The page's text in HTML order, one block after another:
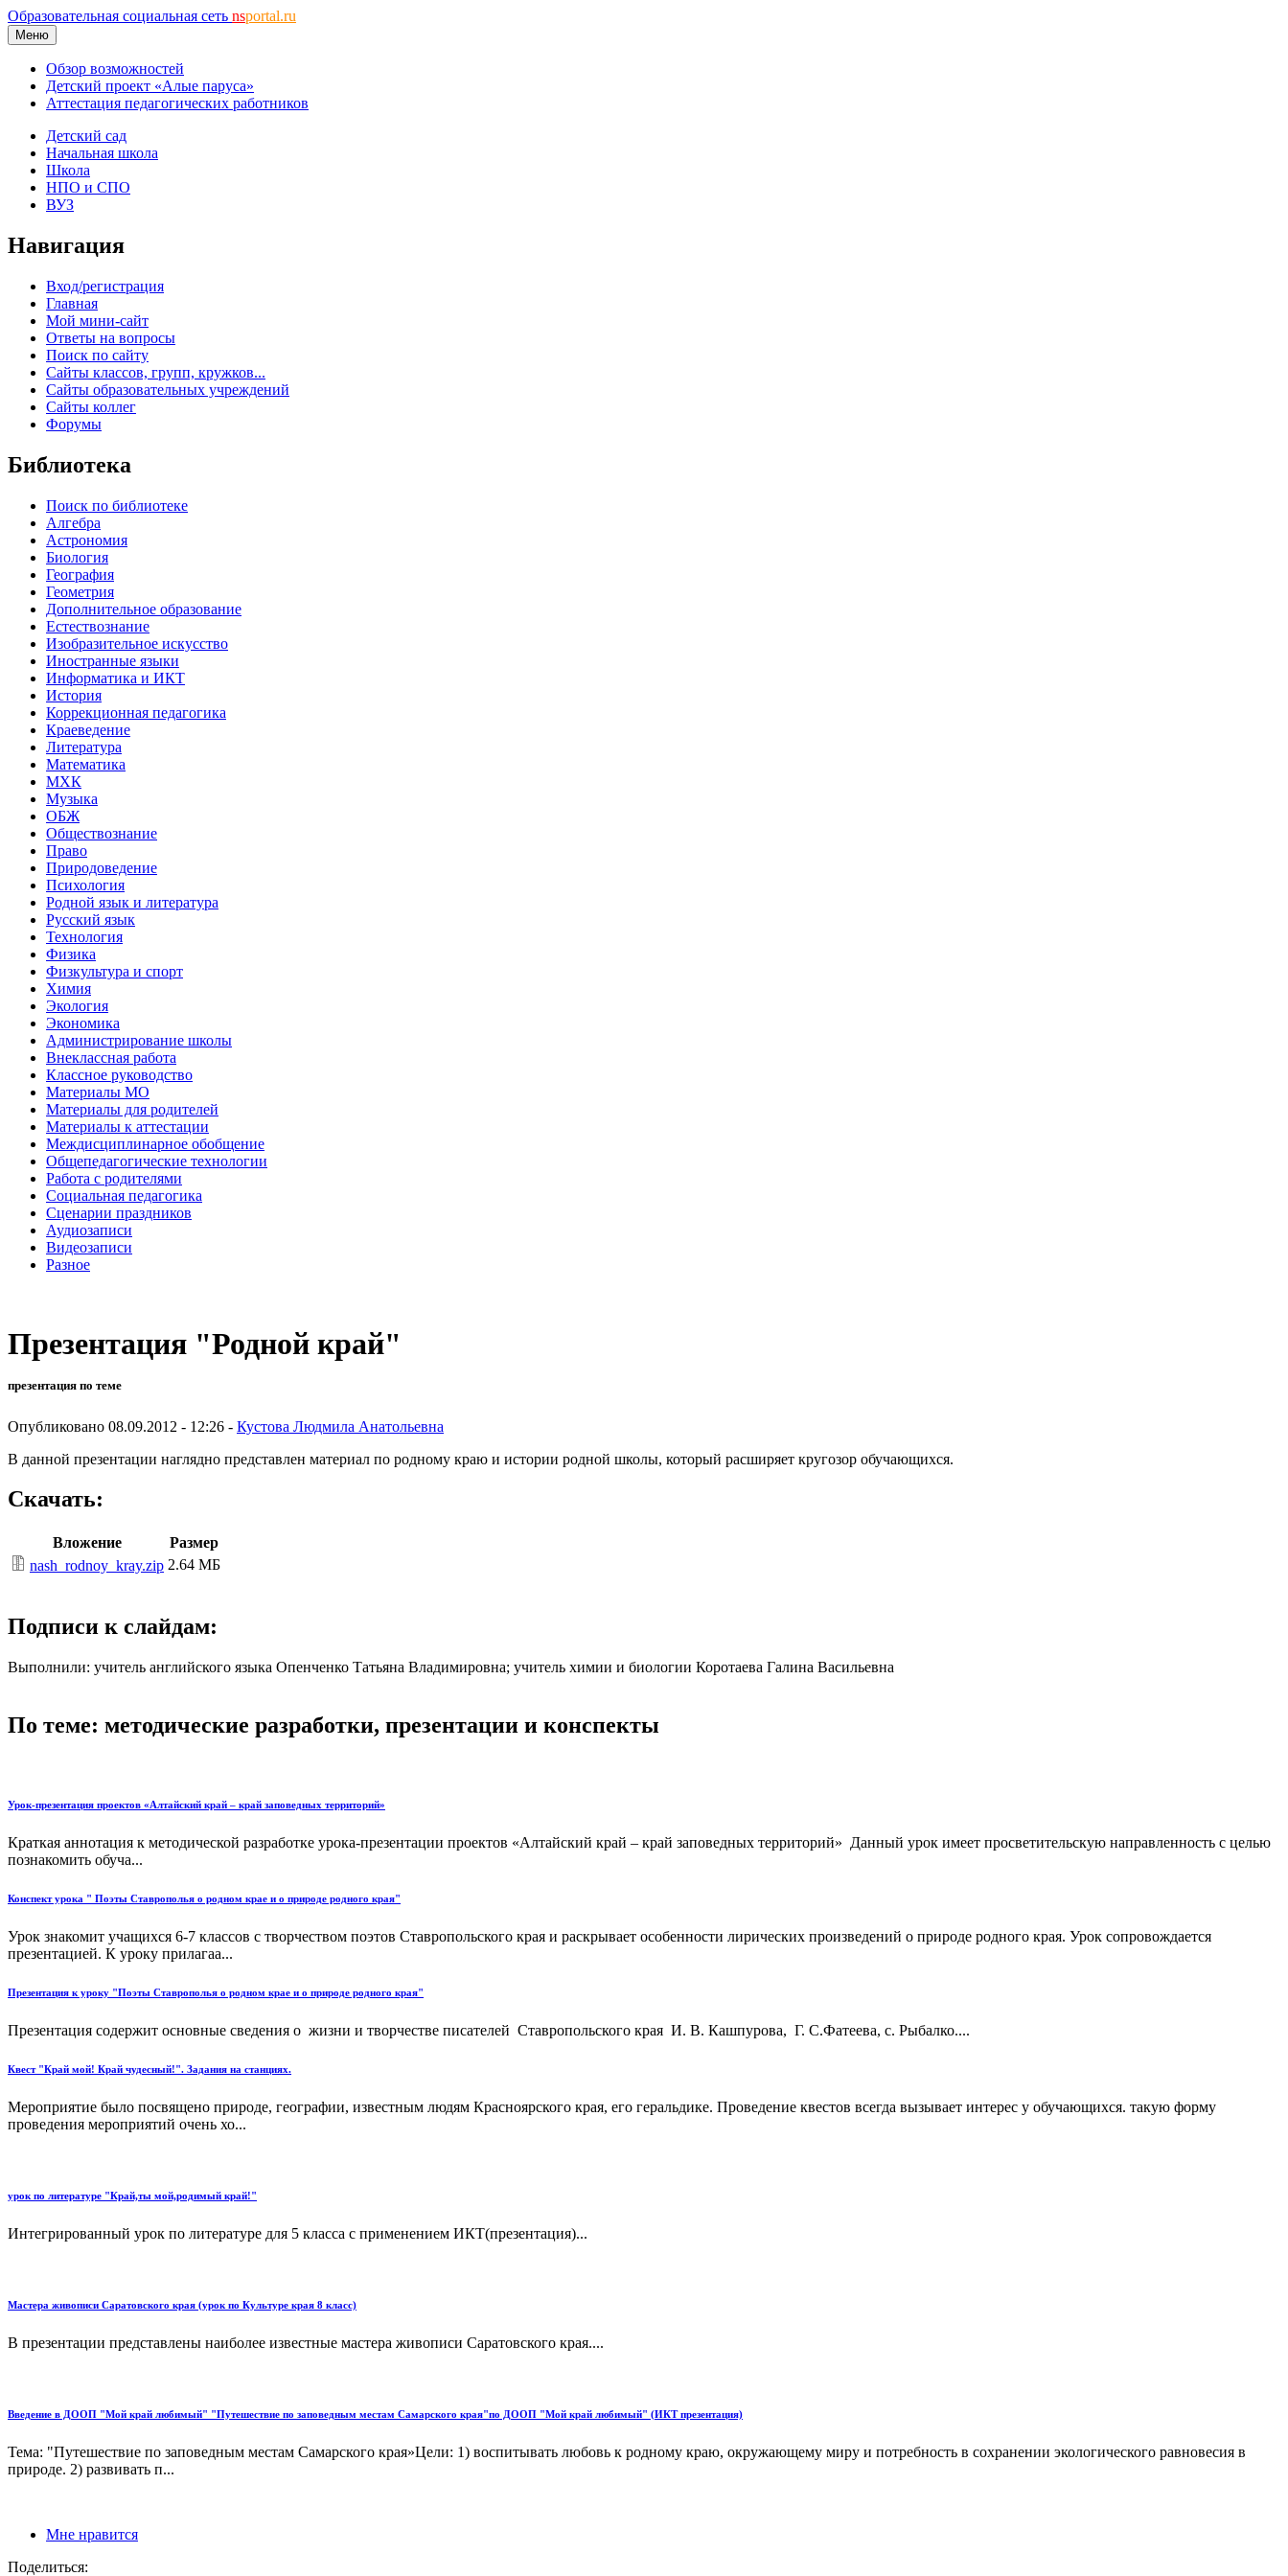
Образовательная социальная сеть nsportal.ru
Меню
Обзор возможностей
Детский проект «Алые паруса»
Аттестация педагогических работников
Детский сад
Начальная школа
Школа
НПО и СПО
ВУЗ
Навигация
Вход/регистрация
Главная
Мой мини-сайт
Ответы на вопросы
Поиск по сайту
Сайты классов, групп, кружков...
Сайты образовательных учреждений
Сайты коллег
Форумы
Библиотека
Поиск по библиотеке
Алгебра
Астрономия
Биология
География
Геометрия
Дополнительное образование
Естествознание
Изобразительное искусство
Иностранные языки
Информатика и ИКТ
История
Коррекционная педагогика
Краеведение
Литература
Математика
МХК
Музыка
ОБЖ
Обществознание
Право
Природоведение
Психология
Родной язык и литература
Русский язык
Технология
Физика
Физкультура и спорт
Химия
Экология
Экономика
Администрирование школы
Внеклассная работа
Классное руководство
Материалы МО
Материалы для родителей
Материалы к аттестации
Междисциплинарное обобщение
Общепедагогические технологии
Работа с родителями
Социальная педагогика
Сценарии праздников
Аудиозаписи
Видеозаписи
Разное
Презентация "Родной край"
презентация по теме
Опубликовано 08.09.2012 - 12:26 - Кустова Людмила Анатольевна
В данной презентации наглядно представлен материал по родному краю и истории родной школы, который расширяет кругозор обучающихся.
Скачать:
Вложение
Размер
nash_rodnoy_kray.zip 2.64 МБ
Подписи к слайдам:
Выполнили: учитель английского языка Опенченко Татьяна Владимировна; учитель химии и биологии Коротаева Галина Васильевна
По теме: методические разработки, презентации и конспекты
Урок-презентация проектов «Алтайский край – край заповедных территорий»
Краткая аннотация к методической разработке урока-презентации проектов «Алтайский край – край заповедных территорий» Данный урок имеет просветительскую направленность с целью
познакомить обуча...
Конспект урока " Поэты Ставрополья о родном крае и о природе родного края"
Урок знакомит учащихся 6-7 классов с творчеством поэтов Ставропольского края и раскрывает особенности лирических произведений о природе родного края. Урок сопровождается
презентацией. К уроку прилагаа...
Презентация к уроку "Поэты Ставрополья о родном крае и о природе родного края"
Презентация содержит основные сведения о жизни и творчестве писателей Ставропольского края И. В. Кашпурова, Г. С.Фатеева, с. Рыбалко....
Квест "Край мой! Край чудесный!". Задания на станциях.
Мероприятие было посвящено природе, географии, известным людям Красноярского края, его геральдике. Проведение квестов всегда вызывает интерес у обучающихся. такую форму
проведения мероприятий очень хо...
урок по литературе "Край,ты мой,родимый край!"
Интегрированный урок по литературе для 5 класса с применением ИКТ(презентация)...
Мастера живописи Саратовского края (урок по Культуре края 8 класс)
В презентации представлены наиболее известные мастера живописи Саратовского края....
Введение в ДООП "Мой край любимый" "Путешествие по заповедным местам Самарского края"по ДООП "Мой край любимый" (ИКТ презентация)
Тема: "Путешествие по заповедным местам Самарского края»Цели: 1) воспитывать любовь к родному краю, окружающему миру и потребность в сохранении экологического равновесия в
природе. 2) развивать п...
Мне нравится
Поделиться: